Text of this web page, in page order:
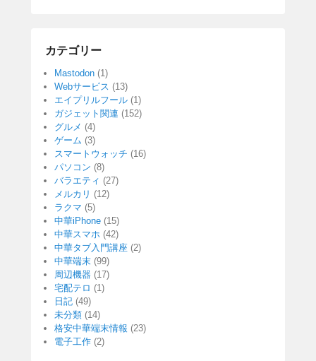
カテゴリー
Mastodon (1)
Webサービス (13)
エイプリルフール (1)
ガジェット関連 (152)
グルメ (4)
ゲーム (3)
スマートウォッチ (16)
パソコン (8)
バラエティ (27)
メルカリ (12)
ラクマ (5)
中華iPhone (15)
中華スマホ (42)
中華タブ入門講座 (2)
中華端末 (99)
周辺機器 (17)
宅配テロ (1)
日記 (49)
未分類 (14)
格安中華端末情報 (23)
電子工作 (2)